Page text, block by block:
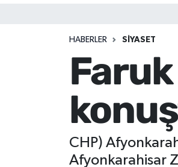
HABERLER SIYASET
CHP)
Afyonkarahisar
Asayiş Yaşam
Ekonomi